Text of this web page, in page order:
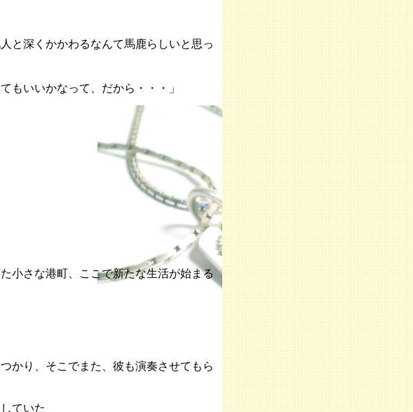
と深くかかわるなんて馬鹿らしいと思っ
もいいかなって、だから・・・」
小さな港町、ここで新たな生活が始まる
かり、そこでまた、彼も演奏させてもら
ていた